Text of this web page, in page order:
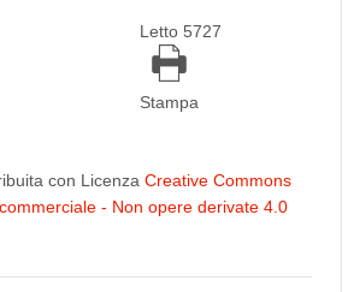
Letto 5727
Stampa
con Licenza Creative Commons
- Non opere derivate 4.0